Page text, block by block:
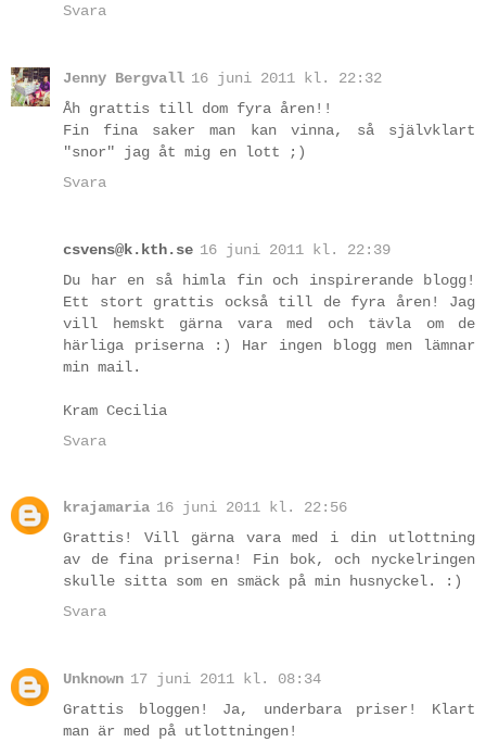
Svara
Jenny Bergvall 16 juni 2011 kl. 22:32
Åh grattis till dom fyra åren!!
Fin fina saker man kan vinna, så självklart
"snor" jag åt mig en lott ;)
Svara
csvens@k.kth.se 16 juni 2011 kl. 22:39
Du har en så himla fin och inspirerande blogg!
Ett stort grattis också till de fyra åren! Jag
vill hemskt gärna vara med och tävla om de
härliga priserna :) Har ingen blogg men lämnar
min mail.
Kram Cecilia
Svara
krajamaria 16 juni 2011 kl. 22:56
Grattis! Vill gärna vara med i din utlottning
av de fina priserna! Fin bok, och nyckelringen
skulle sitta som en smäck på min husnyckel. :)
Svara
Unknown 17 juni 2011 kl. 08:34
Grattis bloggen! Ja, underbara priser! Klart
man är med på utlottningen!